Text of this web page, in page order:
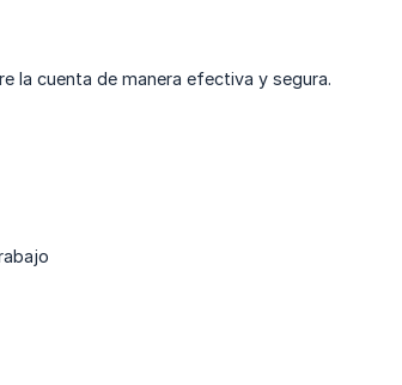
la cuenta de manera efectiva y segura.